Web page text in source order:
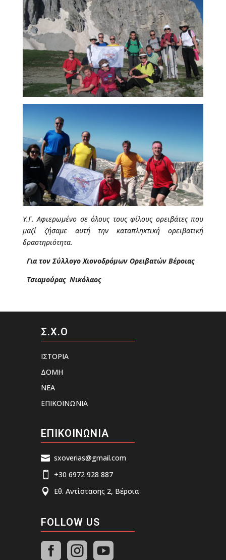
Υ.Γ. Αφιερωμένο σε όλους τους φίλους ορειβάτες που
μαζί ζήσαμε αυτή την καταπληκτική ορειβατική
δραστηριότητα.
Για τον Σύλλογο Χιονοδρόμων Ορειβατών Βέροιας
Τσιαμούρας Νικόλαος
Σ.Χ.Ο
ΙΣΤΟΡΙΑ
ΔΟΜΗ
ΝΕΑ
ΕΠΙΚΟΙΝΩΝΙΑ
ΕΠΙΚΟΙΝΩΝΙΑ
 sxoverias@gmail.com
 +30 6972 928 887
 Εθ. Αντίστασης 2, Βέροια
FOLLOW US
  